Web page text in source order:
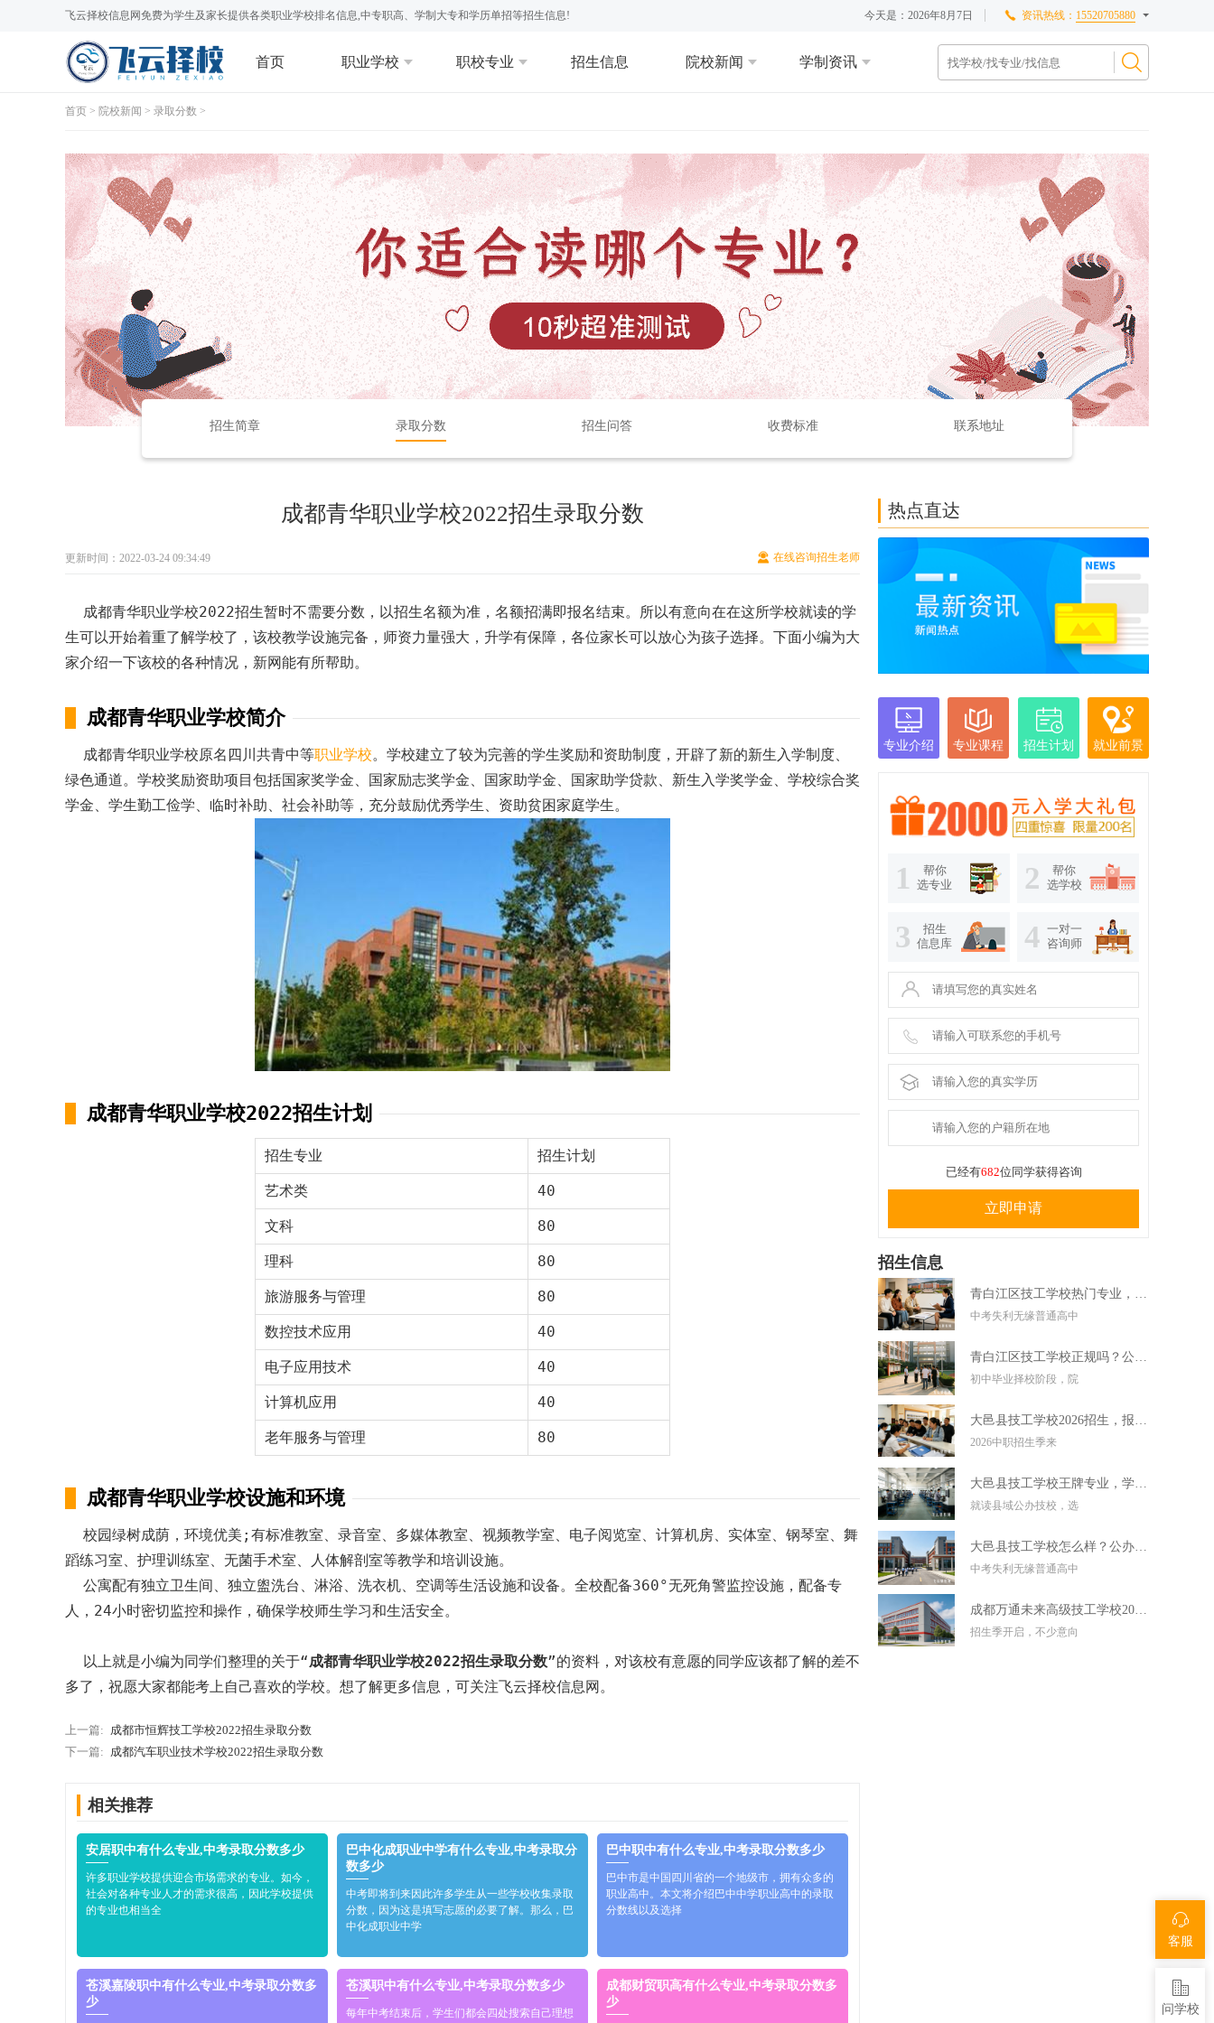
飞云择校信息网免费为学生及家长提供各类职业学校排名信息,中专职高、学制大专和学历单招等招生信息! 今天是： 2026年8月7日 资讯热线： 15520705880
首页 职业学校 职校专业 招生信息 院校新闻 学制资讯
首页 > 院校新闻 > 录取分数 >
招生简章 录取分数 招生问答 收费标准 联系地址
热点直达
专业介绍 专业课程 招生计划 就业前景
1
帮你
选专业
2
帮你
选学校
3
招生
信息库
4 一对一
咨询师
已经有682位同学获得咨询
立即申请
招生信息
中考失利无缘普通高中
初中毕业择校阶段，院
2026中职招生季来
就读县域公办技校，选
中考失利无缘普通高中
招生季开启，不少意向
成都青华职业学校2022招生录取分数
更新时间：2022-03-24 09:34:49 在线咨询招生老师
成都青华职业学校2022招生暂时不需要分数，以招生名额为准，名额招满即报名结束。所以有意向在在这所学校就读的学
生可以开始着重了解学校了，该校教学设施完备，师资力量强大，升学有保障，各位家长可以放心为孩子选择。下面小编为大
家介绍一下该校的各种情况，新网能有所帮助。
成都青华职业学校简介
成都青华职业学校原名四川共青中等职业学校。学校建立了较为完善的学生奖励和资助制度，开辟了新的新生入学制度、
绿色通道。学校奖励资助项目包括国家奖学金、国家励志奖学金、国家助学金、国家助学贷款、新生入学奖学金、学校综合奖
学金、学生勤工俭学、临时补助、社会补助等，充分鼓励优秀学生、资助贫困家庭学生。
成都青华职业学校2022招生计划
招生专业 招生计划
艺术类 40
文科 80
理科 80
旅游服务与管理 80
数控技术应用 40
电子应用技术 40
计算机应用 40
老年服务与管理 80
成都青华职业学校设施和环境
校园绿树成荫，环境优美;有标准教室、录音室、多媒体教室、视频教学室、电子阅览室、计算机房、实体室、钢琴室、舞
蹈练习室、护理训练室、无菌手术室、人体解剖室等教学和培训设施。
公寓配有独立卫生间、独立盥洗台、淋浴、洗衣机、空调等生活设施和设备。全校配备360°无死角警监控设施，配备专
人，24小时密切监控和操作，确保学校师生学习和生活安全。
以上就是小编为同学们整理的关于“成都青华职业学校2022招生录取分数”的资料，对该校有意愿的同学应该都了解的差不
多了，祝愿大家都能考上自己喜欢的学校。想了解更多信息，可关注飞云择校信息网。
上一篇: 成都市恒辉技工学校2022招生录取分数
下一篇: 成都汽车职业技术学校2022招生录取分数
相关推荐
安居职中有什么专业,中考录取分数多少
许多职业学校提供迎合市场需求的专业。如今，
社会对各种专业人才的需求很高，因此学校提供
的专业也相当全
巴中化成职业中学有什么专业,中考录取分
数多少
中考即将到来因此许多学生从一些学校收集录取
分数，因为这是填写志愿的必要了解。那么，巴
中化成职业中学
巴中职中有什么专业,中考录取分数多少
巴中市是中国四川省的一个地级市，拥有众多的
职业高中。本文将介绍巴中中学职业高中的录取
分数线以及选择
苍溪嘉陵职中有什么专业,中考录取分数多
少
苍溪职中有什么专业,中考录取分数多少
每年中考结束后，学生们都会四处搜索自己理想
成都财贸职高有什么专业,中考录取分数多
少
客服
问学校